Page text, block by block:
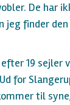
De har
jeg finder
19 sejler
for
til